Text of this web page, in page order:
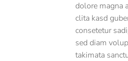
dolore magna
clita kasd
consetetur
sed diam
takimata